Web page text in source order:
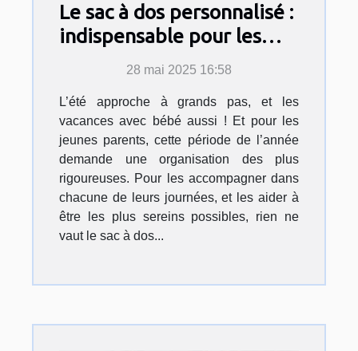
Le sac à dos personnalisé :
indispensable pour les
vacances de bébé cet été !
28 mai 2025 16:58
L’été approche à grands pas, et les
vacances avec bébé aussi ! Et pour les
jeunes parents, cette période de l’année
demande une organisation des plus
rigoureuses. Pour les accompagner dans
chacune de leurs journées, et les aider à
être les plus sereins possibles, rien ne
vaut le sac à dos...